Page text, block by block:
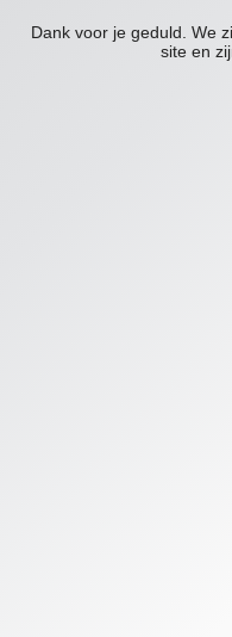
Dank voor je geduld. We
site en